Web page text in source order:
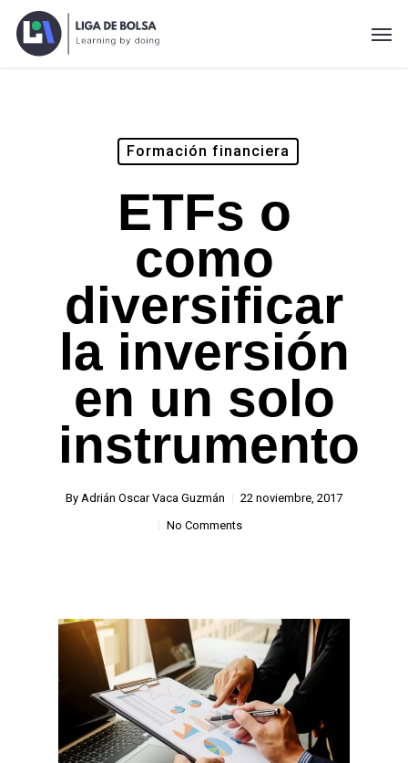
Skip
Formación financiera
ETFs o
como
diversificar
la inversión
en un solo
instrumento
By Adrián Oscar Vaca Guzmán
22 noviembre, 2017
No Comments